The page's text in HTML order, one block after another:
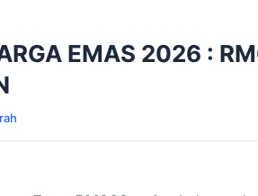
EMAS 2026 :